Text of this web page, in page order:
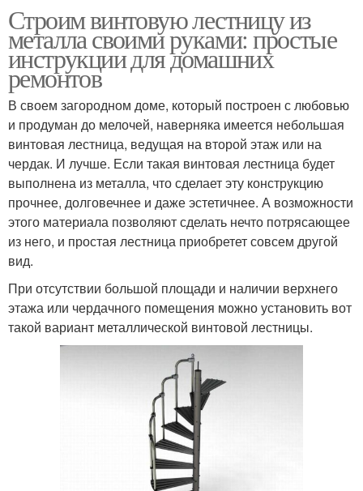
Строим винтовую лестницу из
металла своими руками: простые
инструкции для домашних
ремонтов
В своем загородном доме, который построен с любовью
и продуман до мелочей, наверняка имеется небольшая
винтовая лестница, ведущая на второй этаж или на
чердак. И лучше. Если такая винтовая лестница будет
выполнена из металла, что сделает эту конструкцию
прочнее, долговечнее и даже эстетичнее. А возможности
этого материала позволяют сделать нечто потрясающее
из него, и простая лестница приобретет совсем другой
вид.
При отсутствии большой площади и наличии верхнего
этажа или чердачного помещения можно установить вот
такой вариант металлической винтовой лестницы.